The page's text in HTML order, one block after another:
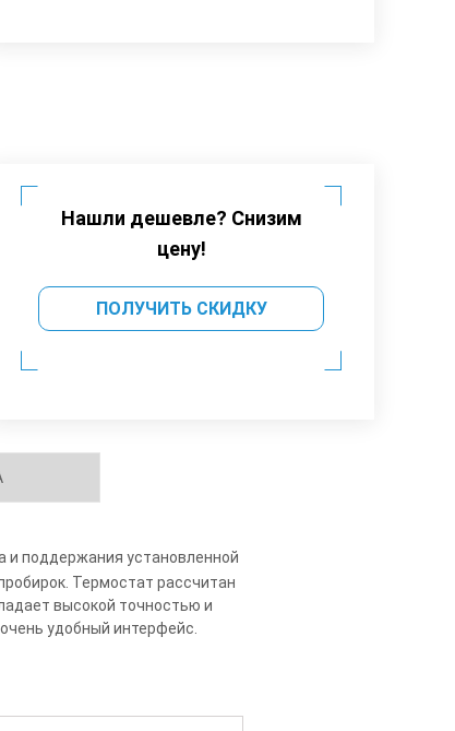
Нашли дешевле? Снизим
цену!
ПОЛУЧИТЬ СКИДКУ
и поддержания установленной
Термостат рассчитан
высокой точностью и
удобный интерфейс.